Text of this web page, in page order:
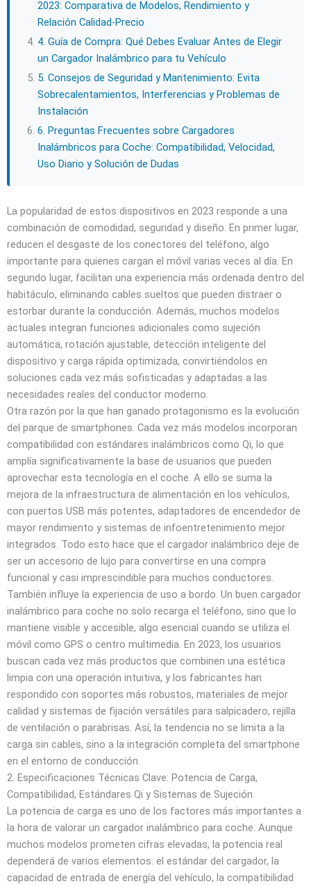
2023: Comparativa de Modelos, Rendimiento y
Relación Calidad-Precio
4. Guía de Compra: Qué Debes Evaluar Antes de Elegir
un Cargador Inalámbrico para tu Vehículo
5. Consejos de Seguridad y Mantenimiento: Evita
Sobrecalentamientos, Interferencias y Problemas de
Instalación
6. Preguntas Frecuentes sobre Cargadores
Inalámbricos para Coche: Compatibilidad, Velocidad,
Uso Diario y Solución de Dudas
La popularidad de estos dispositivos en 2023 responde a una
combinación de comodidad, seguridad y diseño. En primer lugar,
reducen el desgaste de los conectores del teléfono, algo
importante para quienes cargan el móvil varias veces al día. En
segundo lugar, facilitan una experiencia más ordenada dentro del
habitáculo, eliminando cables sueltos que pueden distraer o
estorbar durante la conducción. Además, muchos modelos
actuales integran funciones adicionales como sujeción
automática, rotación ajustable, detección inteligente del
dispositivo y carga rápida optimizada, convirtiéndolos en
soluciones cada vez más sofisticadas y adaptadas a las
necesidades reales del conductor moderno.
Otra razón por la que han ganado protagonismo es la evolución
del parque de smartphones. Cada vez más modelos incorporan
compatibilidad con estándares inalámbricos como Qi, lo que
amplía significativamente la base de usuarios que pueden
aprovechar esta tecnología en el coche. A ello se suma la
mejora de la infraestructura de alimentación en los vehículos,
con puertos USB más potentes, adaptadores de encendedor de
mayor rendimiento y sistemas de infoentretenimiento mejor
integrados. Todo esto hace que el cargador inalámbrico deje de
ser un accesorio de lujo para convertirse en una compra
funcional y casi imprescindible para muchos conductores.
También influye la experiencia de uso a bordo. Un buen cargador
inalámbrico para coche no solo recarga el teléfono, sino que lo
mantiene visible y accesible, algo esencial cuando se utiliza el
móvil como GPS o centro multimedia. En 2023, los usuarios
buscan cada vez más productos que combinen una estética
limpia con una operación intuitiva, y los fabricantes han
respondido con soportes más robustos, materiales de mejor
calidad y sistemas de fijación versátiles para salpicadero, rejilla
de ventilación o parabrisas. Así, la tendencia no se limita a la
carga sin cables, sino a la integración completa del smartphone
en el entorno de conducción.
2. Especificaciones Técnicas Clave: Potencia de Carga,
Compatibilidad, Estándares Qi y Sistemas de Sujeción
La potencia de carga es uno de los factores más importantes a
la hora de valorar un cargador inalámbrico para coche. Aunque
muchos modelos prometen cifras elevadas, la potencia real
dependerá de varios elementos: el estándar del cargador, la
capacidad de entrada de energía del vehículo, la compatibilidad